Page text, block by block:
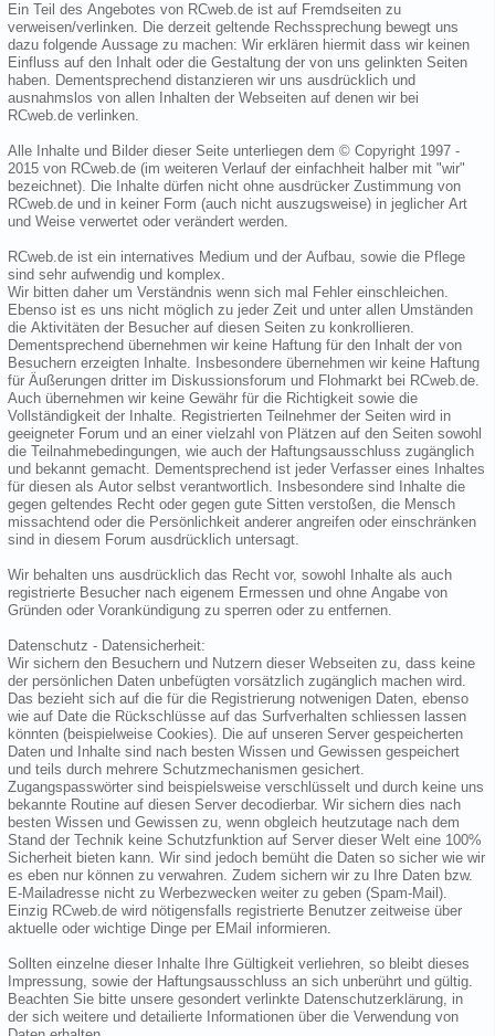
Ein Teil des Angebotes von RCweb.de ist auf Fremdseiten zu
verweisen/verlinken. Die derzeit geltende Rechssprechung bewegt uns
dazu folgende Aussage zu machen: Wir erklären hiermit dass wir keinen
Einfluss auf den Inhalt oder die Gestaltung der von uns gelinkten Seiten
haben. Dementsprechend distanzieren wir uns ausdrücklich und
ausnahmslos von allen Inhalten der Webseiten auf denen wir bei
RCweb.de verlinken.
Alle Inhalte und Bilder dieser Seite unterliegen dem © Copyright 1997 -
2015 von RCweb.de (im weiteren Verlauf der einfachheit halber mit "wir"
bezeichnet). Die Inhalte dürfen nicht ohne ausdrücker Zustimmung von
RCweb.de und in keiner Form (auch nicht auszugsweise) in jeglicher Art
und Weise verwertet oder verändert werden.
RCweb.de ist ein internatives Medium und der Aufbau, sowie die Pflege
sind sehr aufwendig und komplex.
Wir bitten daher um Verständnis wenn sich mal Fehler einschleichen.
Ebenso ist es uns nicht möglich zu jeder Zeit und unter allen Umständen
die Aktivitäten der Besucher auf diesen Seiten zu konkrollieren.
Dementsprechend übernehmen wir keine Haftung für den Inhalt der von
Besuchern erzeigten Inhalte. Insbesondere übernehmen wir keine Haftung
für Äußerungen dritter im Diskussionsforum und Flohmarkt bei RCweb.de.
Auch übernehmen wir keine Gewähr für die Richtigkeit sowie die
Vollständigkeit der Inhalte. Registrierten Teilnehmer der Seiten wird in
geeigneter Forum und an einer vielzahl von Plätzen auf den Seiten sowohl
die Teilnahmebedingungen, wie auch der Haftungsausschluss zugänglich
und bekannt gemacht. Dementsprechend ist jeder Verfasser eines Inhaltes
für diesen als Autor selbst verantwortlich. Insbesondere sind Inhalte die
gegen geltendes Recht oder gegen gute Sitten verstoßen, die Mensch
missachtend oder die Persönlichkeit anderer angreifen oder einschränken
sind in diesem Forum ausdrücklich untersagt.
Wir behalten uns ausdrücklich das Recht vor, sowohl Inhalte als auch
registrierte Besucher nach eigenem Ermessen und ohne Angabe von
Gründen oder Vorankündigung zu sperren oder zu entfernen.
Datenschutz - Datensicherheit:
Wir sichern den Besuchern und Nutzern dieser Webseiten zu, dass keine
der persönlichen Daten unbefügten vorsätzlich zugänglich machen wird.
Das bezieht sich auf die für die Registrierung notwenigen Daten, ebenso
wie auf Date die Rückschlüsse auf das Surfverhalten schliessen lassen
könnten (beispielweise Cookies). Die auf unseren Server gespeicherten
Daten und Inhalte sind nach besten Wissen und Gewissen gespeichert
und teils durch mehrere Schutzmechanismen gesichert.
Zugangspasswörter sind beispielsweise verschlüsselt und durch keine uns
bekannte Routine auf diesen Server decodierbar. Wir sichern dies nach
besten Wissen und Gewissen zu, wenn obgleich heutzutage nach dem
Stand der Technik keine Schutzfunktion auf Server dieser Welt eine 100%
Sicherheit bieten kann. Wir sind jedoch bemüht die Daten so sicher wie wir
es eben nur können zu verwahren. Zudem sichern wir zu Ihre Daten bzw.
E-Mailadresse nicht zu Werbezwecken weiter zu geben (Spam-Mail).
Einzig RCweb.de wird nötigensfalls registrierte Benutzer zeitweise über
aktuelle oder wichtige Dinge per EMail informieren.
Sollten einzelne dieser Inhalte Ihre Gültigkeit verliehren, so bleibt dieses
Impressung, sowie der Haftungsausschluss an sich unberührt und gültig.
Beachten Sie bitte unsere gesondert verlinkte Datenschutzerklärung, in
der sich weitere und detailierte Informationen über die Verwendung von